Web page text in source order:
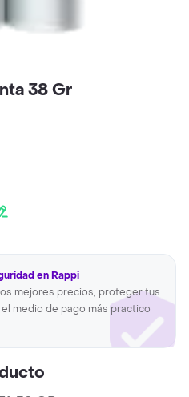
38 Gr
en Rappi
mejores precios, proteger tus
medio de pago más practico